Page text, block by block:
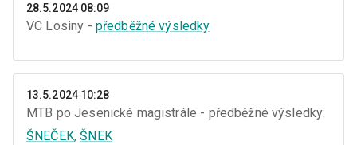
28.5.2024 08:09
VC Losiny - předběžné výsledky
13.5.2024 10:28
MTB po Jesenické magistrále - předběžné výsledky:
ŠNEČEK,ŠNEK